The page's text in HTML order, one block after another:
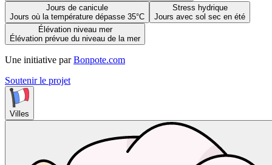
Jours de canicule
Jours où la température dépasse 35°C
Stress hydrique
Jours avec sol sec en été
Élévation niveau mer
Élévation prévue du niveau de la mer
Une initiative par Bonpote.com
Soutenir le projet
Villes